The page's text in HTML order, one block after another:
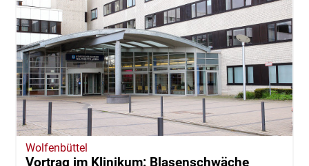
Wolfenbüttel
Vortrag im Klinikum: Blasenschwäche